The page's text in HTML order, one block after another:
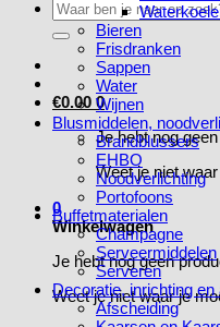
Zoeken
naar:
€0.00 0
Je hebt nog
Weet je niet
0
Winkelwagen
Je hebt nog geen
Weet je niet waar je
Bieren
Frisdranken
Sappen
Water
Wijnen
Blusmiddelen,
Brandblussers
EHBO
Noodverlichting
Portofoons
Buffetmaterialen
Champagne
Serveermiddelen
Serveren
Decoratie, inrichting en
Afscheiding